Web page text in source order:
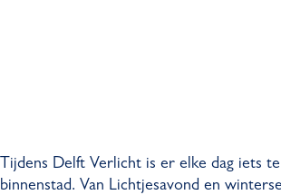
Tijdens Delft Verlicht is er elke dag iets
binnenstad. Van Lichtjesavond en